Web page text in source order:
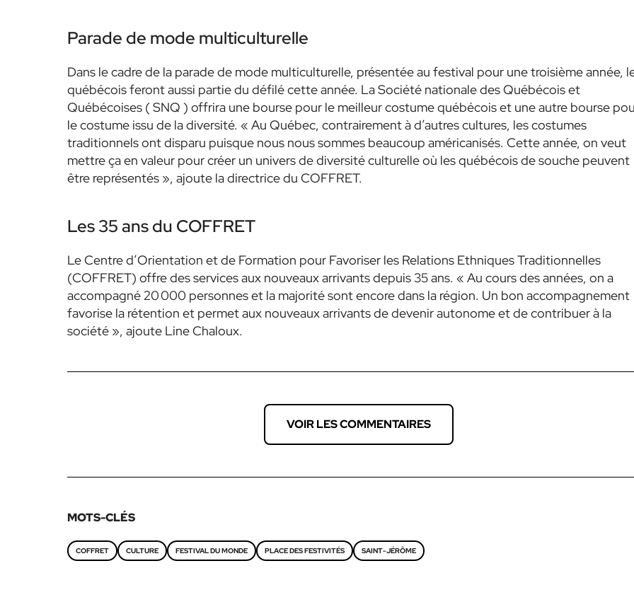
Parade de mode multiculturelle
Dans le cadre de la parade de mode multiculturelle, présentée au festival pour une troisième année,
québécois feront aussi partie du défilé cette année. La Société nationale des Québécois et
Québécoises ( SNQ ) offrira une bourse pour le meilleur costume québécois et une autre bourse
le costume issu de la diversité. « Au Québec, contrairement à d’autres cultures, les costumes
traditionnels ont disparu puisque nous nous sommes beaucoup américanisés. Cette année, on veut
mettre ça en valeur pour créer un univers de diversité culturelle où les québécois de souche peuvent
être représentés », ajoute la directrice du COFFRET.
Les 35 ans du COFFRET
Le Centre d’Orientation et de Formation pour Favoriser les Relations Ethniques Traditionnelles
(COFFRET) offre des services aux nouveaux arrivants depuis 35 ans. « Au cours des années, on a
accompagné 20 000 personnes et la majorité sont encore dans la région. Un bon accompagnement
favorise la rétention et permet aux nouveaux arrivants de devenir autonome et de contribuer à la
société », ajoute Line Chaloux.
VOIR LES COMMENTAIRES
MOTS-CLÉS
COFFRET CULTURE FESTIVAL DU MONDE PLACE DES FESTIVITÉS SAINT-JÉRÔME